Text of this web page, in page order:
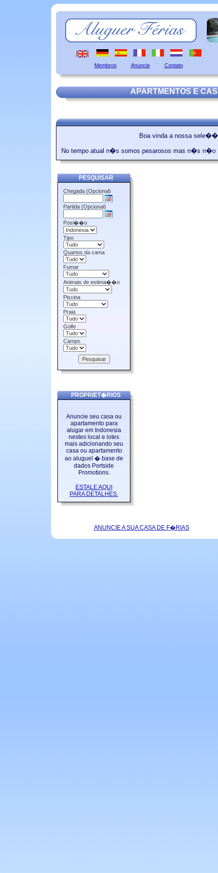
Membros Anuncie Contato
APARTMENTOS E
Boa vinda a nossa
No tempo atual n�s somos pesarosos mas n�s n�o
PESQUISAR
Chegada (Opcional)
Partida (Opcional)
Posi��o
Tipo
Quartos da cama
Fumar
Animais de estima��o
Piscina
Praia
Golfe
Campo
PROPRIET�RIOS
Anuncie seu casa ou
apartamento para
alugar em Indonesia
nestes local e lotes
mais adicionando seu
casa ou apartamento
ao aluguel � base de
dados Portside
Promotions.
ESTALE AQUI
PARA DETALHES.
ANUNCIE A SUA CASA DE F�RIAS